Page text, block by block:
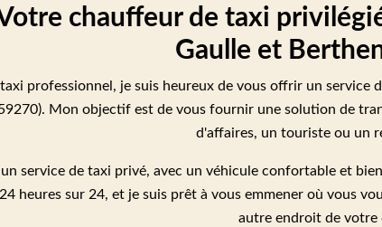
chauffeur de taxi
Gaulle et
professionnel, je suis heureux de vous offrir un service
Mon objectif est de vous fournir une solution de
d'affaires, un touriste ou un
service de taxi privé, avec un véhicule confortable et
heures sur 24, et je suis prêt à vous emmener où vous
autre endroit de votre